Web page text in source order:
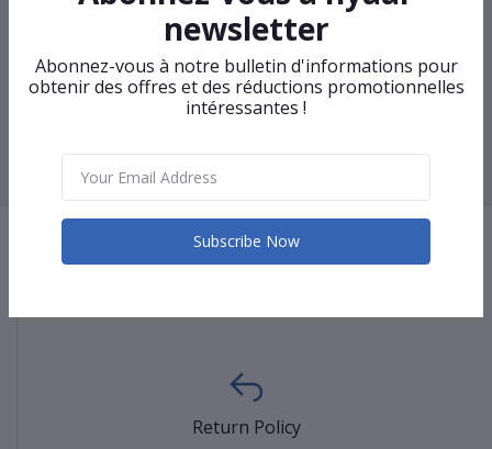
Webcam Philips P506 Refroidisseur shiron S2
4 5
10
... 17 18 ›
Return Policy
newsletter
Abonnez-vous à notre bulletin d'informations pour
obtenir des offres et des réductions promotionnelles
intéressantes !
Subscribe Now